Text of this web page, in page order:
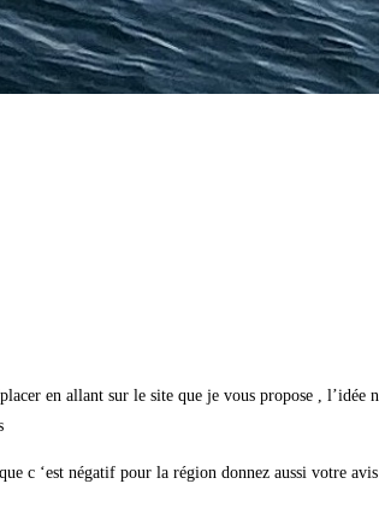
en allant sur le site que je vous propose ,
c ‘est négatif pour la région donnez aussi votre avis